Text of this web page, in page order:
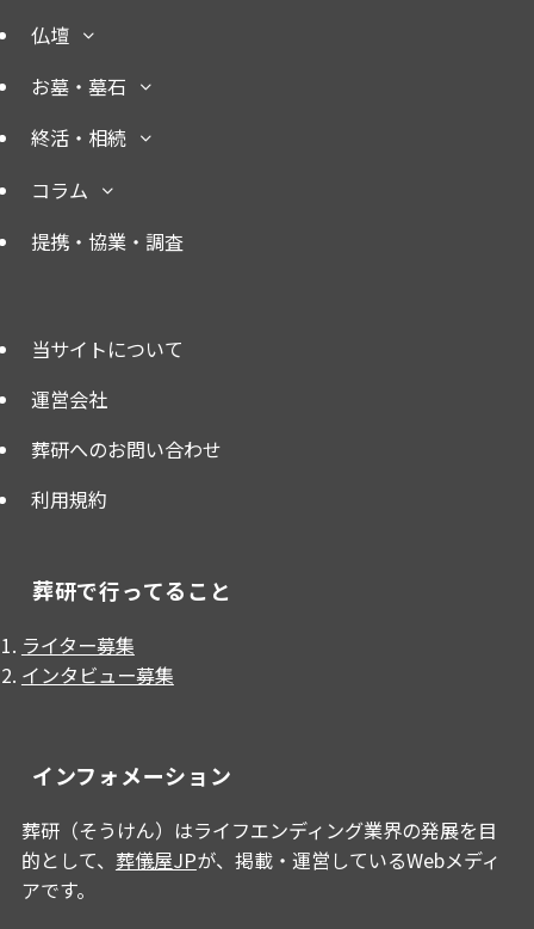
仏壇
お墓・墓石
終活・相続
コラム
提携・協業・調査
当サイトについて
運営会社
葬研へのお問い合わせ
利用規約
葬研で行ってること
ライター募集
インタビュー募集
インフォメーション
葬研（そうけん）はライフエンディング業界の発展を目
的として、 葬儀屋JPが、掲載・運営しているWebメディ
アです。